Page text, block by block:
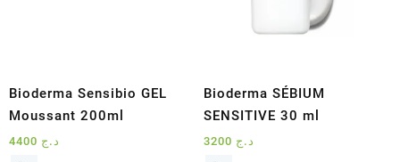
Bioderma Sensibio GEL
Moussant 200ml
د.ج
Bioderma SÉBIUM
SENSITIVE 30 ml
د.ج